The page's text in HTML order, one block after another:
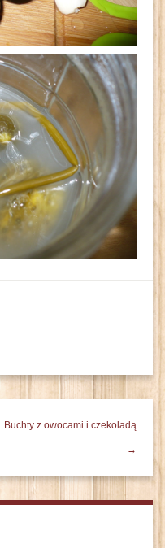
Buchty z owocami i czekoladą
→